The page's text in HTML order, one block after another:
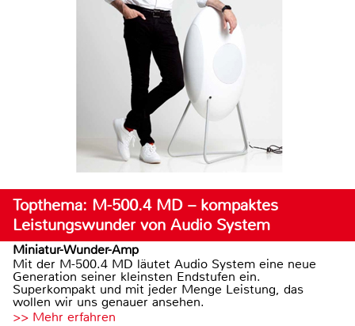
Topthema: M-500.4 MD – kompaktes
Leistungswunder von Audio System
Miniatur-Wunder-Amp
Mit der M-500.4 MD läutet Audio System eine neue
Generation seiner kleinsten Endstufen ein.
Superkompakt und mit jeder Menge Leistung, das
wollen wir uns genauer ansehen.
>> Mehr erfahren